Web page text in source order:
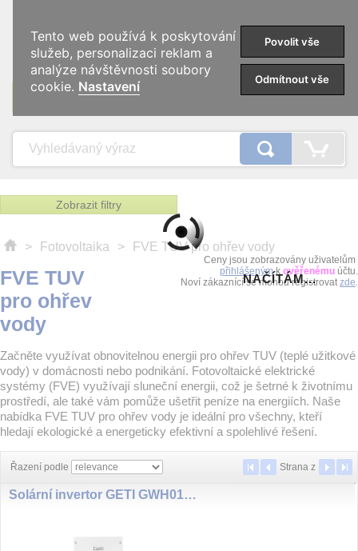
KATEGORIE
Zobrazit filtry
> Fotovoltaika > FVE TUV pro ohřev vody
Ceny jsou zobrazovány uživatelům
přihlášenýmk ověřenému účtu.
Noví zákaznící se mohou registrovatzde.
FVE TUV
pro ohřev
vody
Začněte využívat obnovitelnou energii pro ohřev TUV (teplé užitkové
vody) v domácnosti nebo podnikání. Fotovoltaické elektrické
systémy (FVE) využívají sluneční energii, což je šetrné k životnímu
prostředí, ale také vám pomůže ušetřit peníze na energiích. Naše
nabídka FVE TUV pro ohřev vody je ideální pro všechny, kteří
hledají ekologické a energeticky efektivní a spolehlivé řešení.
Řazení podle Strana z
NAČÍTÁM...
Solární invertor GETI GWH01 4000W MPPT pro PV ohřev vody
Tento web používá k poskytování
služeb, personalizaci reklam a
analýze návštěvnosti soubory
cookie. Nastavení
Povolit vše
Odmítnout vše